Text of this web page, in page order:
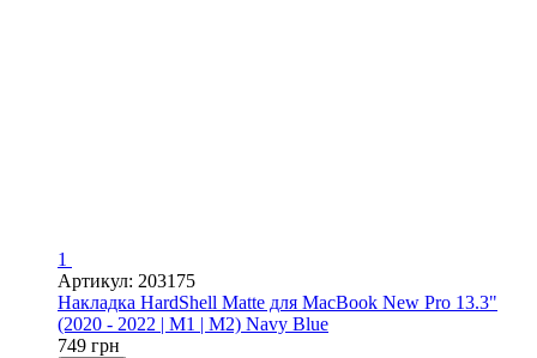
1
Артикул: 203175
Накладка HardShell Matte для MacBook New Pro 13.3"
(2020 - 2022 | M1 | M2) Navy Blue
749 грн